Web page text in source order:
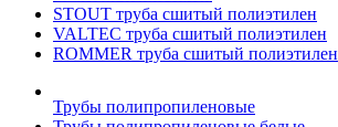
STOUT труба сшитый полиэтилен
VALTEC труба сшитый полиэтилен
ROMMER труба сшитый полиэтилен
Трубы полипропиленовые